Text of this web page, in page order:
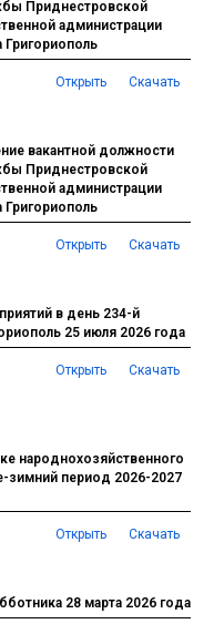
Приднестровской
администрации
Григориополь
Открыть Скачать
вакантной должности
Приднестровской
администрации
Григориополь
Открыть Скачать
в день 234-й
25 июля 2026 года
Открыть Скачать
народнохозяйственного
зимний период 2026-2027
Открыть Скачать
28 марта 2026 года